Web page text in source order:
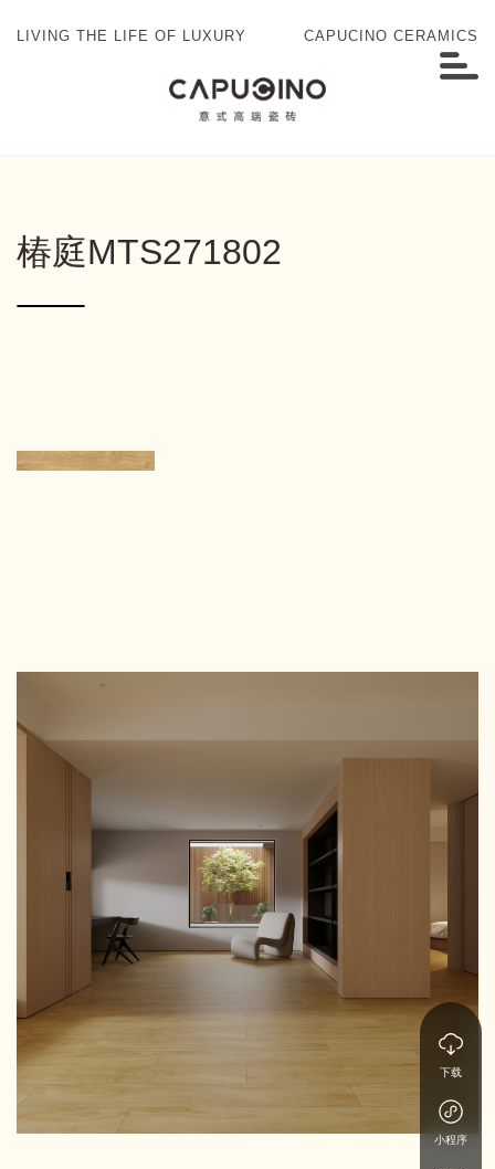
LIVING THE LIFE OF LUXURY CAPUCINO CERAMICS
椿庭MTS271802
下载
小程序